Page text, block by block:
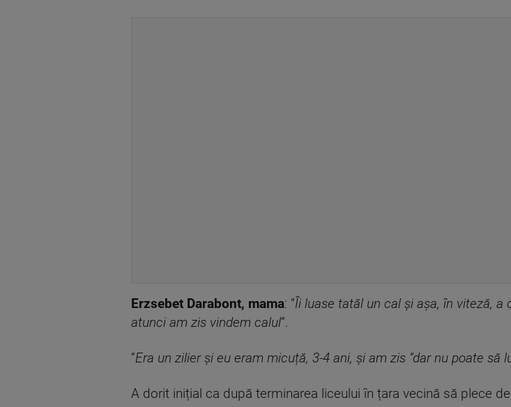
Erzsebet Darabont, mama: ”Îi luase tatăl un cal și așa, în viteză,
atunci am zis vindem calul”.
”Era un zilier și eu eram micuță, 3-4 ani, și am zis ”dar nu poate să
A dorit inițial ca după terminarea liceului în țara vecină să plece